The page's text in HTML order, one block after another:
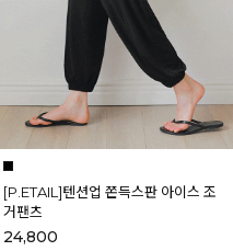
[P.ETAIL]텐션업 쫀득스판 아이스 조
거팬츠
24,800